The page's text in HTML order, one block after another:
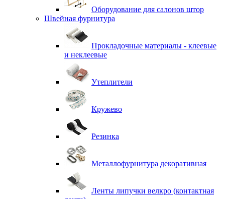
Оборудование для салонов штор
Швейная фурнитура
Прокладочные материалы - клеевые
и неклеевые
Утеплители
Кружево
Резинка
Металлофурнитура декоративная
Ленты липучки велкро (контактная